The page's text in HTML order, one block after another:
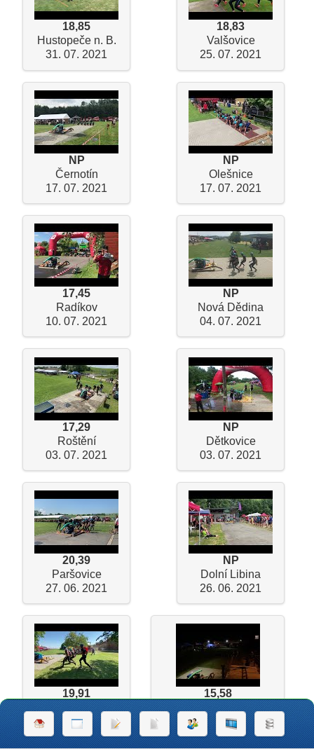
18,85
Hustopeče n. B.
31. 07. 2021
18,83
Valšovice
25. 07. 2021
NP
Černotín
17. 07. 2021
NP
Olešnice
17. 07. 2021
17,45
Radíkov
10. 07. 2021
NP
Nová Dědina
04. 07. 2021
17,29
Roštění
03. 07. 2021
NP
Dětkovice
03. 07. 2021
20,39
Paršovice
27. 06. 2021
NP
Dolní Libina
26. 06. 2021
19,91
Chválkovice
19. 06. 2021
15,58
Radslavice (noční 2B)
19. 09. 2020